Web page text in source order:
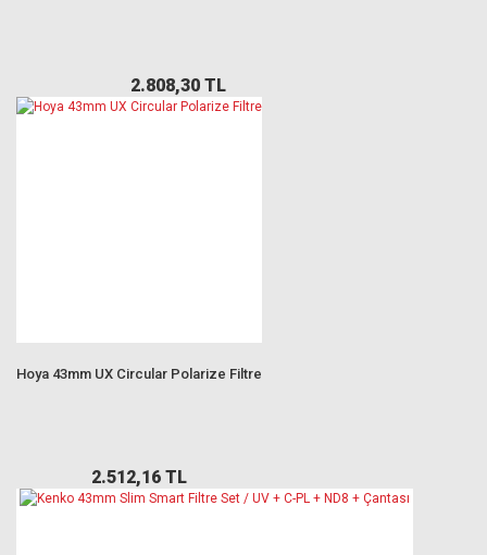
2.808,30 TL
Hoya 43mm UX Circular Polarize Filtre
2.512,16 TL